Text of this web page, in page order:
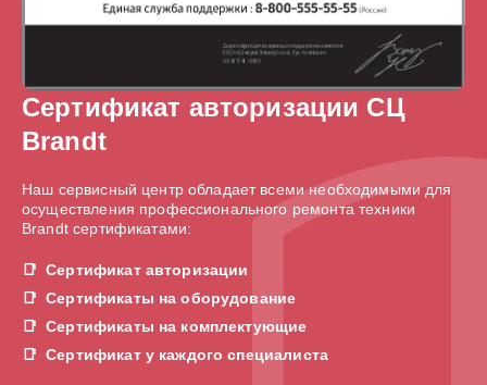
Сертификат авторизации СЦ
Brandt
Наш сервисный центр обладает всеми необходимыми для
осуществления профессионального ремонта техники
Brandt сертификатами:
Сертификат авторизации
Сертификаты на оборудование
Сертификаты на комплектующие
Сертификат у каждого специалиста